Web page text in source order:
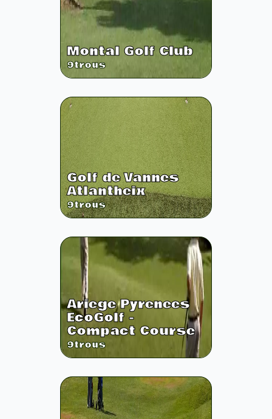
Montal Golf Club
9trous
Golf de Vannes
Atlantheix
9trous
Ariege Pyrenees
EcoGolf -
Compact Course
9trous